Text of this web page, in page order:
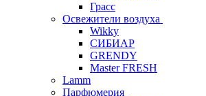
Грасс
Освежители воздуха
Wikky
СИБИАР
GRENDY
Master FRESH
Lamm
Парфюмерия